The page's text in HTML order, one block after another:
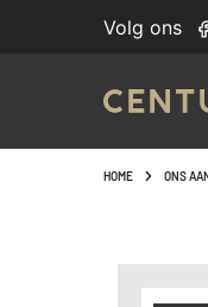
Volg ons
HOME ONS
Navigated to Huis te